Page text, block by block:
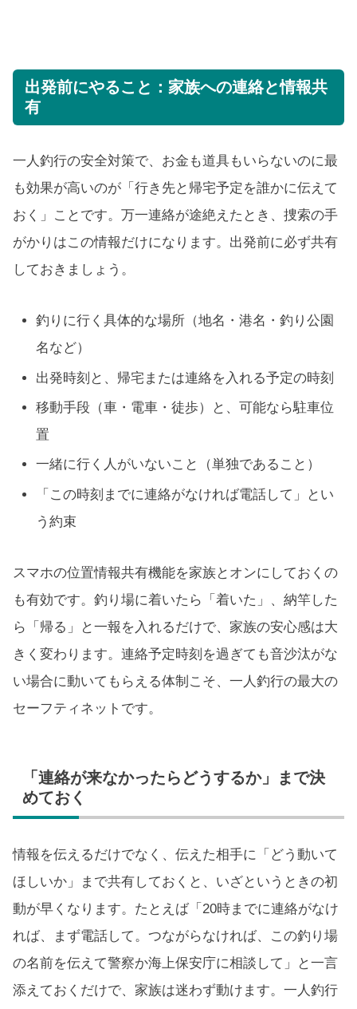
出発前にやること：家族への連絡と情報共
有
一人釣行の安全対策で、お金も道具もいらないのに最
も効果が高いのが「行き先と帰宅予定を誰かに伝えて
おく」ことです。万一連絡が途絶えたとき、捜索の手
がかりはこの情報だけになります。出発前に必ず共有
しておきましょう。
釣りに行く具体的な場所（地名・港名・釣り公園
名など）
出発時刻と、帰宅または連絡を入れる予定の時刻
移動手段（車・電車・徒歩）と、可能なら駐車位
置
一緒に行く人がいないこと（単独であること）
「この時刻までに連絡がなければ電話して」とい
う約束
スマホの位置情報共有機能を家族とオンにしておくの
も有効です。釣り場に着いたら「着いた」、納竿した
ら「帰る」と一報を入れるだけで、家族の安心感は大
きく変わります。連絡予定時刻を過ぎても音沙汰がな
い場合に動いてもらえる体制こそ、一人釣行の最大の
セーフティネットです。
「連絡が来なかったらどうするか」まで決
めておく
情報を伝えるだけでなく、伝えた相手に「どう動いて
ほしいか」まで共有しておくと、いざというときの初
動が早くなります。たとえば「20時までに連絡がなけ
れば、まず電話して。つながらなければ、この釣り場
の名前を伝えて警察か海上保安庁に相談して」と一言
添えておくだけで、家族は迷わず動けます。一人釣行